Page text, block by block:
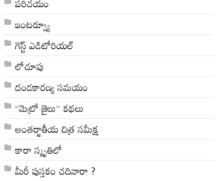
ఇంటర్వ్యూ
గెస్ట్ ఎడిటోరియల్
లోచూపు
దండకారణ్య సమయం
“మెట్రో జైలు” కథలు
అంతర్జాతీయ చిత్ర సమీక్ష
కారా స్మృతిలో
మీరీ పుస్తకం చదివారా ?